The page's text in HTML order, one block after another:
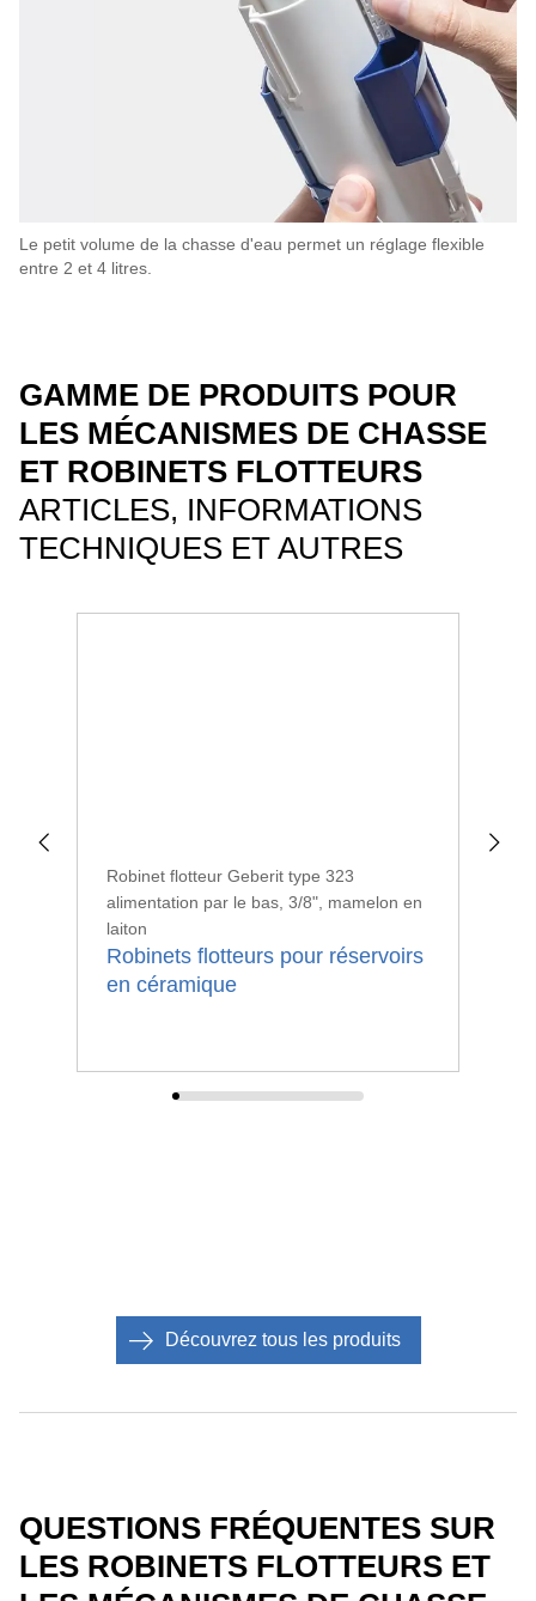
Le petit volume de la chasse d'eau permet un réglage flexible
entre 2 et 4 litres.
GAMME DE PRODUITS POUR
LES MÉCANISMES DE CHASSE
ET ROBINETS FLOTTEURS
ARTICLES, INFORMATIONS
TECHNIQUES ET AUTRES
Robinet flotteur Geberit type 323
alimentation par le bas, 3/8", mamelon en
laiton
Robinets flotteurs pour réservoirs
en céramique
Découvrez tous les produits
QUESTIONS FRÉQUENTES SUR
LES ROBINETS FLOTTEURS ET